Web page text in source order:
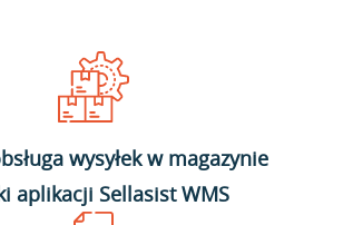
wysyłek w magazynie
aplikacji Sellasist WMS